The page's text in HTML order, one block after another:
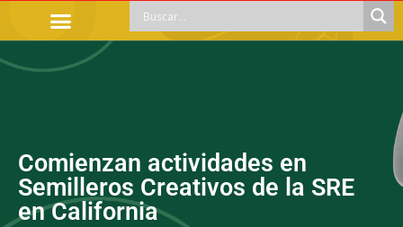
Comienzan actividades en
Semilleros Creativos de la SRE
en California